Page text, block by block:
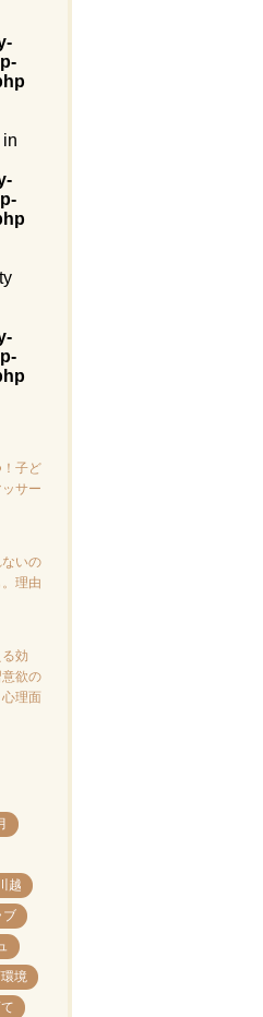
in
子ど
サー
いの
理由
効
欲の
理面
越
ブ
境